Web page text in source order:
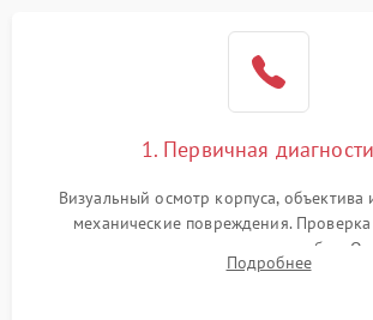
1. Первичная
Визуальный осмотр корпуса, объектива
механические повреждения.
включение, считывание кодов ошибок.
матрицы и затвора, проверка работы
Подробнее